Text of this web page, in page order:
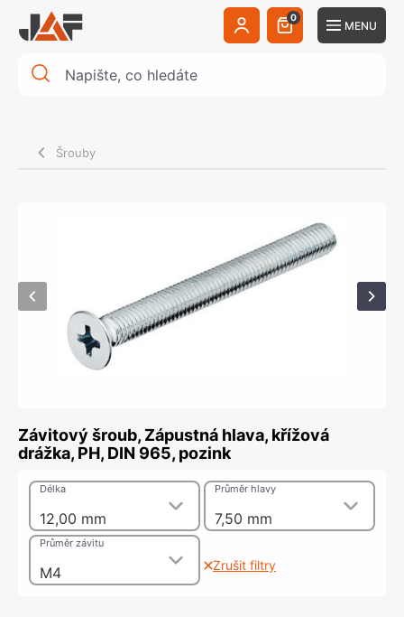
0
MENU
Šrouby
Závitový šroub, Zápustná hlava, křížová
drážka, PH, DIN 965, pozink
12,00 mm
Délka
7,50 mm
Průměr hlavy
M4
Průměr závitu
Zrušit filtry